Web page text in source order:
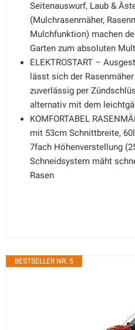
Seitenauswurf, Laub &
(Mulchrasenmäher,
Mulchfunktion) machen
Garten zum absoluten
ELEKTROSTART –
lässt sich der
zuverlässig per
alternativ mit dem
KOMFORTABEL
mit 53cm Schnittbreite,
7fach Höhenverstellung
Schneidsystem mäht
Rasen
BESTSELLER NR. 5